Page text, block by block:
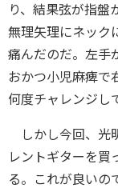
り、結果弦が指盤
無理矢理にネック
痛んだのだ。左手
おかつ小児麻痺で
何度チャレンジし
しかし今回、光
レントギターを買
る。これが良いの